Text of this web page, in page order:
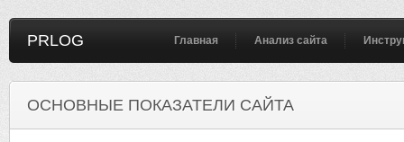
PRLOG Главная Анализ сайта
ОСНОВНЫЕ ПОКАЗАТЕЛИ САЙТА